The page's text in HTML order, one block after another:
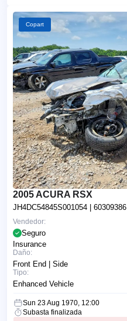
Copart
2005 ACURA RSX
JH4DC54845S001054 | 60309386
Vendedor:
Seguro
Insurance
Daño:
Front End | Side
Tipo:
Enhanced Vehicle
Sun 23 Aug 1970, 12:00
Subasta finalizada